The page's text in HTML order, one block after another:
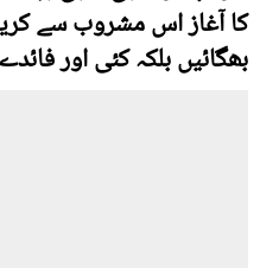
کا آغاز اس مشروب سے
بھگائیں بلکہ کئی اور